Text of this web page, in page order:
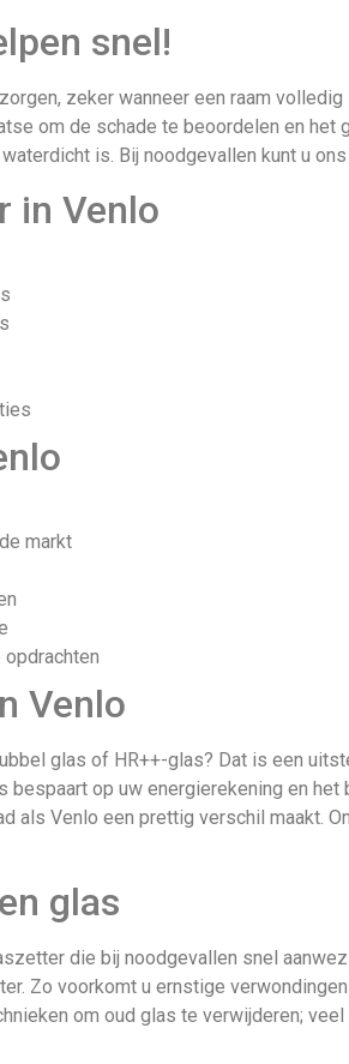
snel!
zeker wanneer een raam
om de schade te beoordelen en het
is. Bij noodgevallen kunt u
in Venlo
markt
Venlo
glas of HR++-glas? Dat is een
op uw energierekening en
als Venlo een prettig verschil maakt.
glas
die bij noodgevallen snel
Zo voorkomt u ernstige
om oud glas te verwijderen;